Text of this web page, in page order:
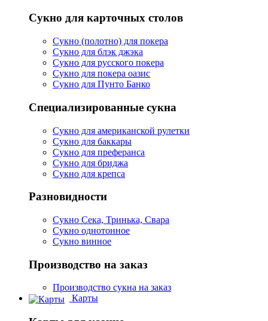
Сукно для карточных столов
Сукно (полотно) для покера
Сукно для блэк джэка
Сукно для русского покера
Сукно для покера оазис
Сукно для Пунто Банко
Специализированные сукна
Сукно для американской рулетки
Сукно для баккары
Сукно для преферанса
Сукно для бриджа
Сукно для крепса
Разновидности
Сукно Сека, Тринька, Свара
Сукно однотонное
Сукно винное
Производство на заказ
Производство сукна на заказ
Карты